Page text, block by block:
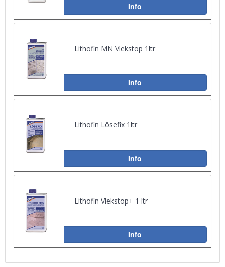
Info
Lithofin MN Vlekstop 1ltr
Info
Lithofin Lösefix 1ltr
Info
Lithofin Vlekstop+ 1 ltr
Info